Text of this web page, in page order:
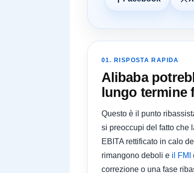
01. RISPOSTA RAPIDA
Alibaba
lungo termine
Questo è il punto
si preoccupi del fatto che
EBITA rettificato in calo
rimangono deboli e il FMI
correzione o una fase